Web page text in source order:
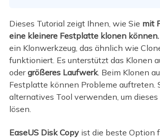
Dieses Tutorial zeigt Ihnen, wie Sie mit
eine kleinere Festplatte klonen können.
ein Klonwerkzeug, das ähnlich wie
funktioniert. Es unterstützt das Klonen
odergrößeres Laufwerk. Beim Klonen
Festplatte können Probleme auftreten.
alternatives Tool verwenden, um dieses
lösen.
EaseUS Disk Copyist die beste Option